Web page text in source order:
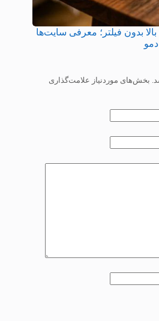
بدون فیلتر؛ معرفی سایت‌ها
بخش‌های موردنیاز علامت‌گذاری